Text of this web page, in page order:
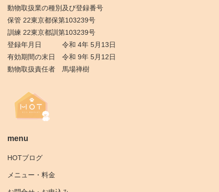
動物取扱業の種別及び登録番号
保管 22東京都保第103239号
訓練 22東京都訓第103239号
登録年月日 令和 4年 5月13日
有効期間の末日 令和 9年 5月12日
動物取扱責任者 馬場禅樹
menu
HOTブログ
メニュー・料金